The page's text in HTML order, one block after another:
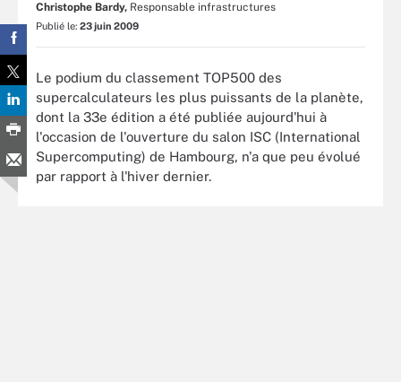
Christophe Bardy, Responsable infrastructures
Publié le: 23 juin 2009
Le podium du classement TOP500 des
supercalculateurs les plus puissants de la planète,
dont la 33e édition a été publiée aujourd'hui à
l'occasion de l'ouverture du salon ISC (International
Supercomputing) de Hambourg, n'a que peu évolué
par rapport à l'hiver dernier.